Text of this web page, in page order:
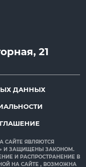
21
ДАННЫХ
САЙТЕ ЯВЛЯЮТСЯ
И ЗАЩИЩЕНЫ ЗАКОНОМ.
И РАСПРОСТРАНЕНИЕ В
НА САЙТЕ , ВОЗМОЖНА